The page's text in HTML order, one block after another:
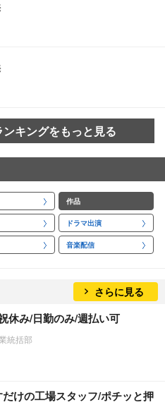
キングをもっと見る
作品
ドラマ出演
音楽配信
さらに見る
休み/日勤のみ/週払い可
統括部
けの工場スタッフ/ポチッと押